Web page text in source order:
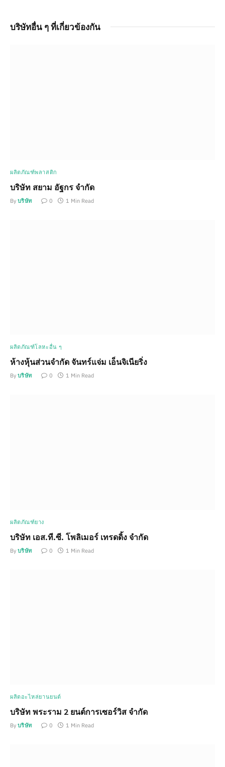
บริษัทอื่น ๆ ที่เกี่ยวข้องกัน
ผลิตภัณฑ์พลาสติก
บริษัท สยาม อัฐกร จำกัด
By บริษัท 0 1 Min Read
ผลิตภัณฑ์โลหะอื่น ๆ
ห้างหุ้นส่วนจำกัด จันทร์แจ่ม เอ็นจิเนียริ่ง
By บริษัท 0 1 Min Read
ผลิตภัณฑ์ยาง
บริษัท เอส.ที.ซี. โพลิเมอร์ เทรดดิ้ง จำกัด
By บริษัท 0 1 Min Read
ผลิตอะไหล่ยานยนต์
บริษัท พระราม 2 ยนต์การเซอร์วิส จำกัด
By บริษัท 0 1 Min Read